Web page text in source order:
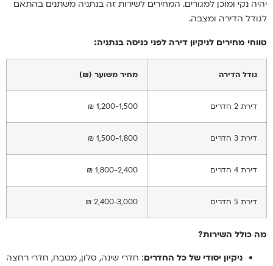
יהיה נקי ומוכן למגורים. המחירים לשירות זה בנתניה משתנים בהתאם
לגודל הדירה ומצבה.
טווחי מחירים לניקיון דירה לפני כניסה בנתניה:
גודל הדירה מחיר משוער (₪)
דירת 2 חדרים 1,200-1,500 ₪
דירת 3 חדרים 1,500-1,800 ₪
דירת 4 חדרים 1,800-2,400 ₪
דירת 5 חדרים 2,400-3,000 ₪
מה כולל השירות?
ניקיון יסודי של כל החדרים: חדרי שינה, סלון, מטבח, חדרי רחצה